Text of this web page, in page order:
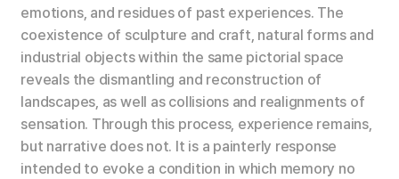
emotions, and residues of past experiences. The
coexistence of sculpture and craft, natural forms and
industrial objects within the same pictorial space
reveals the dismantling and reconstruction of
landscapes, as well as collisions and realignments of
sensation. Through this process, experience remains,
but narrative does not. It is a painterly response
intended to evoke a condition in which memory no